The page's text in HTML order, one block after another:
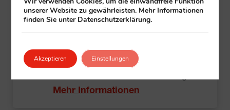
Essling und Umgebung
gratis
Mehr Informationen
unserer Website zu gewährleisten. Mehr Informationen
finden Sie unter Datenschutzerklärung.
Akzeptieren Einstellungen